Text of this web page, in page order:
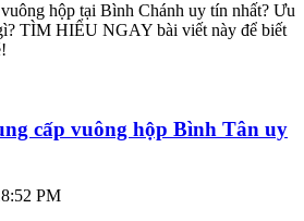
hộp tại Bình Chánh uy tín nhất? Ưu
TÌM HIỂU NGAY bài viết này để biết
cấp vuông hộp Bình Tân uy
PM